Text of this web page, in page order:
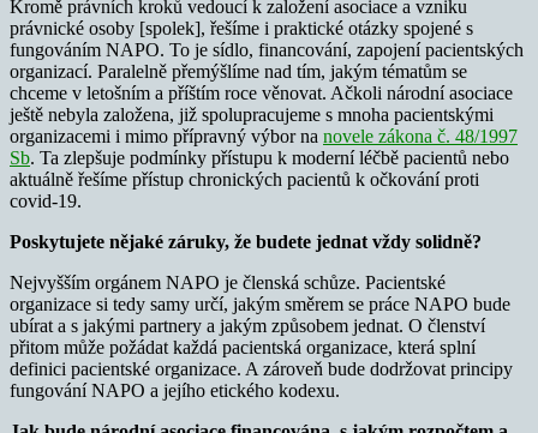
Kromě právních kroků vedoucí k založení asociace a vzniku
právnické osoby [spolek], řešíme i praktické otázky spojené s
fungováním NAPO. To je sídlo, financování, zapojení pacientských
organizací. Paralelně přemýšlíme nad tím, jakým tématům se
chceme v letošním a příštím roce věnovat. Ačkoli národní asociace
ještě nebyla založena, již spolupracujeme s mnoha pacientskými
organizacemi i mimo přípravný výbor na novele zákona č. 48/1997
Sb. Ta zlepšuje podmínky přístupu k moderní léčbě pacientů nebo
aktuálně řešíme přístup chronických pacientů k očkování proti
covid-19.
Poskytujete nějaké záruky, že budete jednat vždy solidně?
Nejvyšším orgánem NAPO je členská schůze. Pacientské
organizace si tedy samy určí, jakým směrem se práce NAPO bude
ubírat a s jakými partnery a jakým způsobem jednat. O členství
přitom může požádat každá pacientská organizace, která splní
definici pacientské organizace. A zároveň bude dodržovat principy
fungování NAPO a jejího etického kodexu.